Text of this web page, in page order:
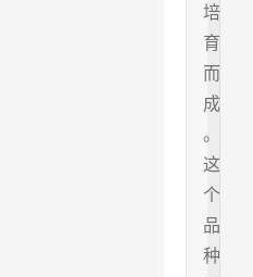
培
育
而
成
。
这
个
品
种